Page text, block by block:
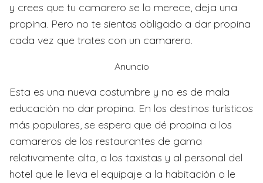
y crees que tu camarero se lo merece, deja una
propina. Pero no te sientas obligado a dar propina
cada vez que trates con un camarero.
Anuncio
Esta es una nueva costumbre y no es de mala
educación no dar propina. En los destinos turísticos
más populares, se espera que dé propina a los
camareros de los restaurantes de gama
relativamente alta, a los taxistas y al personal del
hotel que le lleva el equipaje a la habitación o le